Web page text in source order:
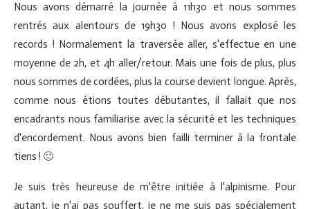
Nous avons démarré la journée à 11h30 et nous sommes
rentrés aux alentours de 19h30 ! Nous avons explosé les
records ! Normalement la traversée aller, s'effectue en une
moyenne de 2h, et 4h aller/retour. Mais une fois de plus, plus
nous sommes de cordées, plus la course devient longue. Après,
comme nous étions toutes débutantes, il fallait que nos
encadrants nous familiarise avec la sécurité et les techniques
d'encordement. Nous avons bien failli terminer à la frontale
tiens ! 🙂
Je suis très heureuse de m'être initiée à l'alpinisme. Pour
autant, je n'ai pas souffert, je ne me suis pas spécialement